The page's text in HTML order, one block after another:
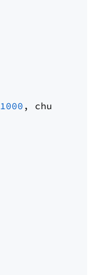
1000 , chunk_overlap=